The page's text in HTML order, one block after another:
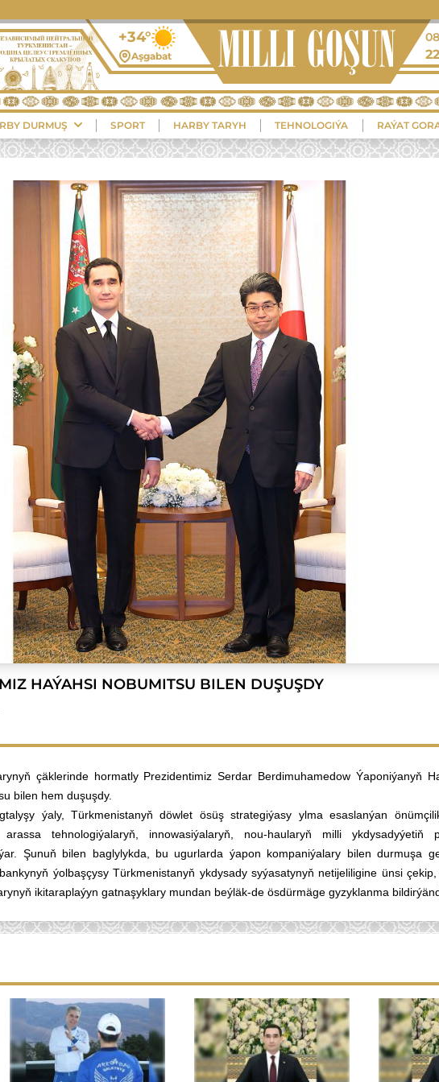
+34°
Aşgabat
DURMUŞ SPORT HARBY TARYH TEHNOLOGIÝA RAÝAT
HAÝAHSI NOBUMITSU BILEN DUŞUŞDY
çäklerinde hormatly Prezidentimiz Serdar Berdimuhamedow Ýaponiýanyň
bilen hem duşuşdy.
ýaly, Türkmenistanyň döwlet ösüş strategiýasy ylma esaslanýan
tehnologiýalaryň, innowasiýalaryň, nou-haularyň milli ykdysadyýetiň
Şunuň bilen baglylykda, bu ugurlarda ýapon kompaniýalary bilen durmuşa
ýolbaşçysy Türkmenistanyň ykdysady syýasatynyň netijeliligine ünsi
ikitaraplaýyn gatnaşyklary mundan beýläk-de ösdürmäge gyzyklanma